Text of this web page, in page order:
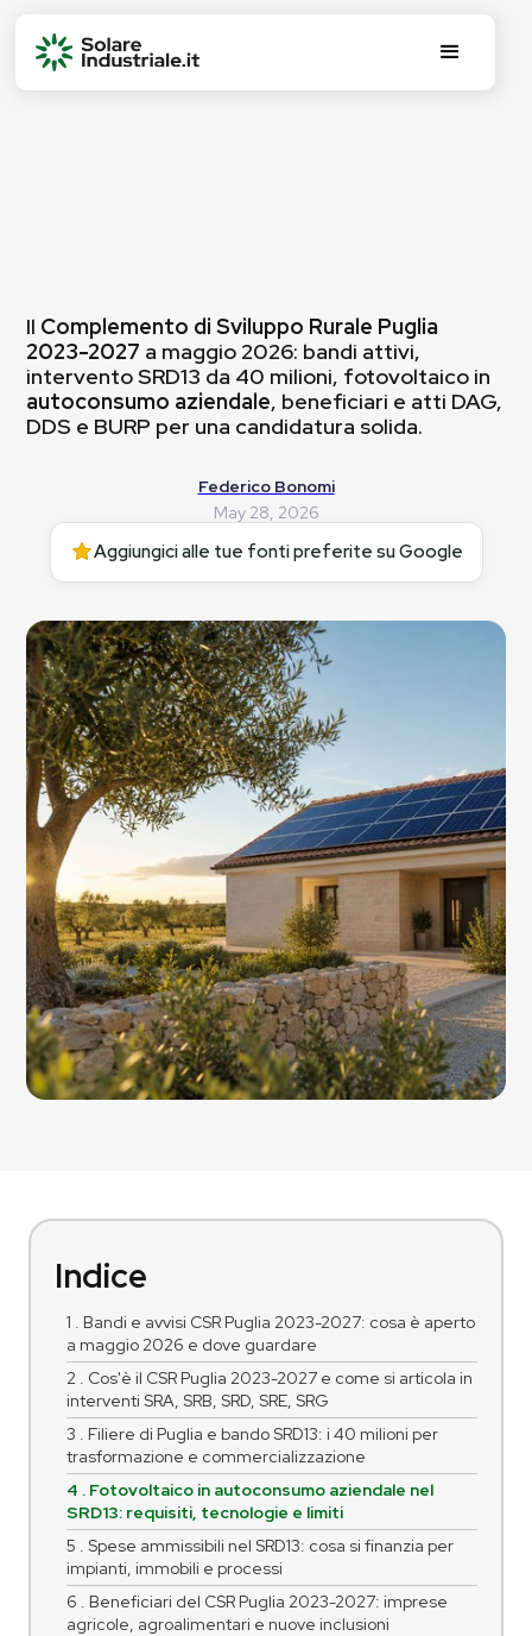
Il Complemento di Sviluppo Rurale Puglia
2023-2027 a maggio 2026: bandi attivi,
intervento SRD13 da 40 milioni, fotovoltaico in
autoconsumo aziendale, beneficiari e atti DAG,
DDS e BURP per una candidatura solida.
Federico Bonomi
May 28, 2026
Aggiungici alle tue fonti preferite su Google
Indice
1 . Bandi e avvisi CSR Puglia 2023-2027: cosa è aperto
a maggio 2026 e dove guardare
2 . Cos'è il CSR Puglia 2023-2027 e come si articola in
interventi SRA, SRB, SRD, SRE, SRG
3 . Filiere di Puglia e bando SRD13: i 40 milioni per
trasformazione e commercializzazione
4 . Fotovoltaico in autoconsumo aziendale nel
SRD13: requisiti, tecnologie e limiti
5 . Spese ammissibili nel SRD13: cosa si finanzia per
impianti, immobili e processi
6 . Beneficiari del CSR Puglia 2023-2027: imprese
agricole, agroalimentari e nuove inclusioni